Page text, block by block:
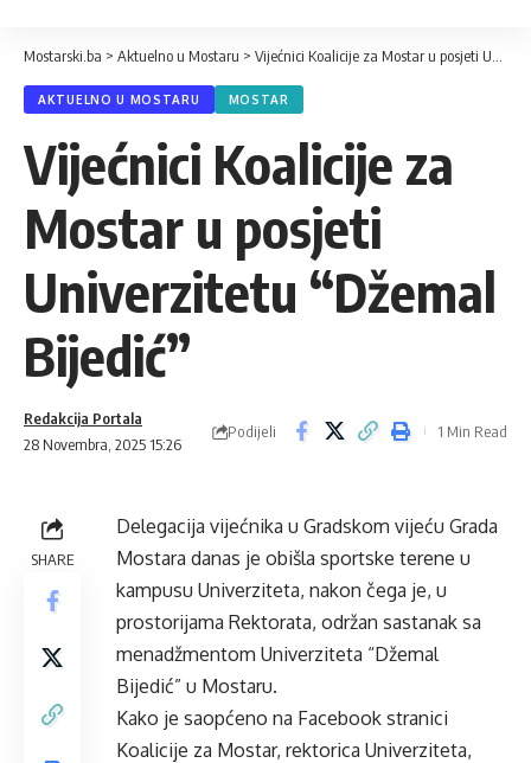
Mostarski.ba > Aktuelno u Mostaru > Vijećnici Koalicije za Mostar u posjeti Univerzitetu “Džemal Bijedić”
AKTUELNO U MOSTARU MOSTAR
Vijećnici Koalicije za
Mostar u posjeti
Univerzitetu “Džemal
Bijedić”
28 Novembra, 2025 15:26
Redakcija Portala
Podijeli 1 Min Read
SHARE
Delegacija vijećnika u Gradskom vijeću Grada
Mostara danas je obišla sportske terene u
kampusu Univerziteta, nakon čega je, u
prostorijama Rektorata, održan sastanak sa
menadžmentom Univerziteta “Džemal
Bijedić” u Mostaru.
Kako je saopćeno na Facebook stranici
Koalicije za Mostar, rektorica Univerziteta,